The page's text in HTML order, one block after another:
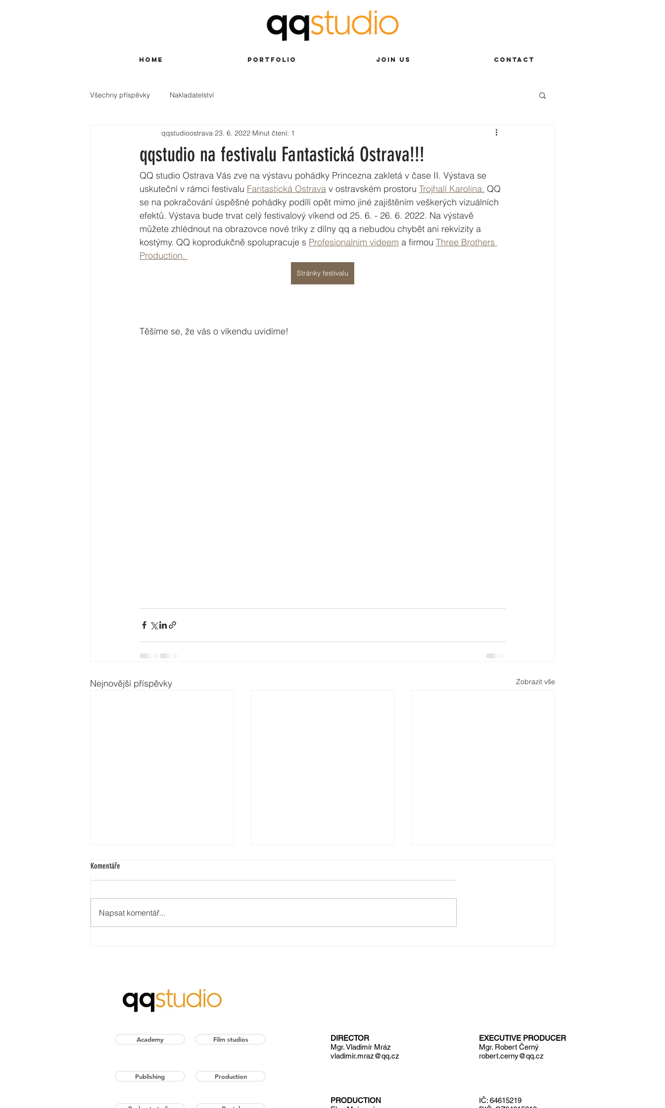
HOME PORTFOLIO JOIN US CONTACT
Všechny příspěvky Nakladatelství
qqstudio na festivalu Fantastická Ostrava!!!
qqstudioostrava 23. 6. 2022 Minut čtení: 1
QQ studio Ostrava Vás zve na výstavu pohádky Princezna zakletá v čase II. Výstava se
uskuteční v rámci festivalu Fantastická Ostrava v ostravském prostoru Trojhalí Karolina. QQ
se na pokračování úspěšné pohádky podílí opět mimo jiné zajištěním veškerých vizuálních
efektů. Výstava bude trvat celý festivalový víkend od 25. 6. - 26. 6. 2022. Na výstavě
můžete zhlédnout na obrazovce nové triky z dílny qq a nebudou chybět ani rekvizity a
kostýmy. QQ koprodukčně spolupracuje s Profesionalnim videem a firmou Three Brothers
Production.
Stránky festivalu
Těšíme se, že vás o víkendu uvidíme!
Nejnovější příspěvky Zobrazit vše
qqstudio spustilo iFILMcz
Komentáře
Napsat komentář...
Academy Film studios
Publishing Production
DIRECTOR
Mgr. Vladimír Mráz
vladimir.mraz@qq.cz
PRODUCTION
EXECUTIVE PRODUCER
Mgr. Robert Černý
robert.cerny@qq.cz
IČ: 64615219